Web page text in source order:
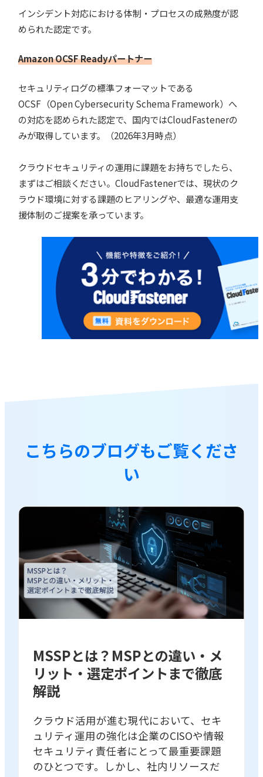
インシデント対応における体制・プロセスの成熟度が認
められた認定です。
Amazon OCSF Readyパートナー
セキュリティログの標準フォーマットである
OCSF（Open Cybersecurity Schema Framework）へ
の対応を認められた認定で、国内ではCloudFastenerの
みが取得しています。（2026年3月時点）
クラウドセキュリティの運用に課題をお持ちでしたら、
まずはご相談ください。CloudFastenerでは、現状のク
ラウド環境に対する課題のヒアリングや、最適な運用支
援体制のご提案を承っています。
こちらのブログもご覧くださ
い
MSSPとは？MSPとの違い・メ
リット・選定ポイントまで徹底
解説
クラウド活用が進む現代において、セキ
ュリティ運用の強化は企業のCISOや情報
セキュリティ責任者にとって最重要課題
のひとつです。しかし、社内リソースだ